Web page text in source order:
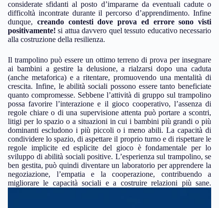
considerate sfidanti al posto d’impararne da eventuali cadute o
difficoltà incontrate durante il percorso d’apprendimento. Infine
dunque, creando contesti dove prova ed errore sono visti
positivamente! si attua davvero quel tessuto educativo necessario
alla costruzione della resilienza.
Il trampolino può essere un ottimo terreno di prova per insegnare
ai bambini a gestire la delusione, a rialzarsi dopo una caduta
(anche metaforica) e a ritentare, promuovendo una mentalità di
crescita. Infine, le abilità sociali possono essere tanto beneficiate
quanto compromesse. Sebbene l’attività di gruppo sul trampolino
possa favorire l’interazione e il gioco cooperativo, l’assenza di
regole chiare o di una supervisione attenta può portare a scontri,
litigi per lo spazio o a situazioni in cui i bambini più grandi o più
dominanti escludono i più piccoli o i meno abili. La capacità di
condividere lo spazio, di aspettare il proprio turno e di rispettare le
regole implicite ed esplicite del gioco è fondamentale per lo
sviluppo di abilità sociali positive. L’esperienza sul trampolino, se
ben gestita, può quindi diventare un laboratorio per apprendere la
negoziazione, l’empatia e la cooperazione, contribuendo a
migliorare le capacità sociali e a costruire relazioni più sane.